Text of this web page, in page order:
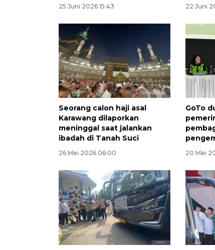
25 Juni 2026 15:43 22 Juni
Seorang calon haji asal
Karawang dilaporkan
meninggal saat jalankan
ibadah di Tanah Suci
26 Mei 2026 06:00
GoTo
20 Mei